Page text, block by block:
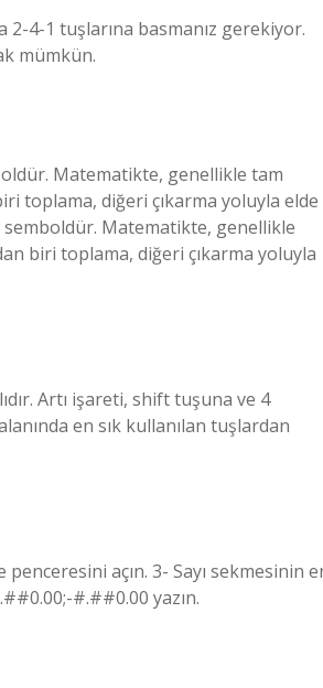
2-4-1 tuşlarına basmanız gerekiyor.
mümkün.
Matematikte, genellikle tam
toplama, diğeri çıkarma yoluyla elde
semboldür. Matematikte, genellikle
biri toplama, diğeri çıkarma yoluyla
Artı işareti, shift tuşuna ve 4
en sık kullanılan tuşlardan
açın. 3- Sayı sekmesinin
#.##0.00 yazın.